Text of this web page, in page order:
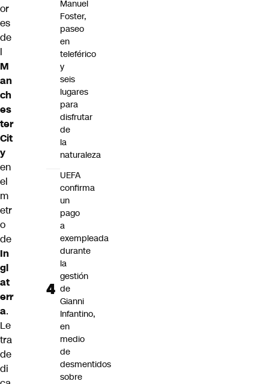
or
es
de
l
M
an
ch
es
ter
Cit
y
en
el
m
etr
o
de
In
gl
at
err
a.
Le
tra
de
di
Manuel
Foster,
paseo
en
teleférico
y
seis
lugares
para
disfrutar
de
la
naturaleza
UEFA
confirma
un
pago
a
exempleada
durante
la
gestión
de
Gianni
Infantino,
en
medio
de
desmentidos
sobre